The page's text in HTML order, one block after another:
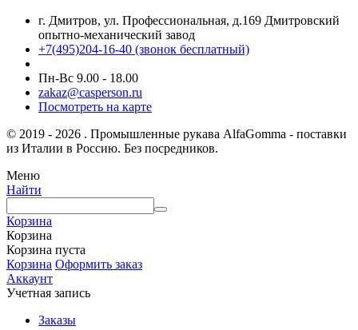
г. Дмитров, ул. Профессиональная, д.169 Дмитровский
опытно-механический завод
+7(495)204-16-40 (звонок бесплатный)
Пн-Вс 9.00 - 18.00
zakaz@casperson.ru
Посмотреть на карте
© 2019 - 2026 . Промышленные рукава AlfaGomma - поставки
из Италии в Россию. Без посредников.
Меню
Найти
Корзина
Корзина
Корзина пуста
Корзина Оформить заказ
Аккаунт
Учетная запись
Заказы